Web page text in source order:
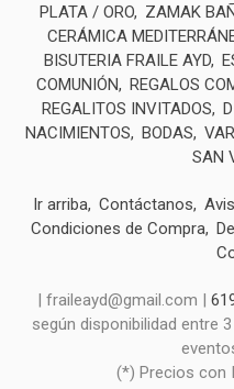
PLATA / ORO
ZAMAK
CERÁMICA
BISUTERIA FRAILE AYD
COMUNIÓN
REGALOS
REGALITOS INVITADOS
NACIMIENTOS
BODAS
SAN
Ir arriba Contáctanos
Condiciones de Compra
| fraileayd@gmail.com |
según disponibilidad entre
(*) Precios con